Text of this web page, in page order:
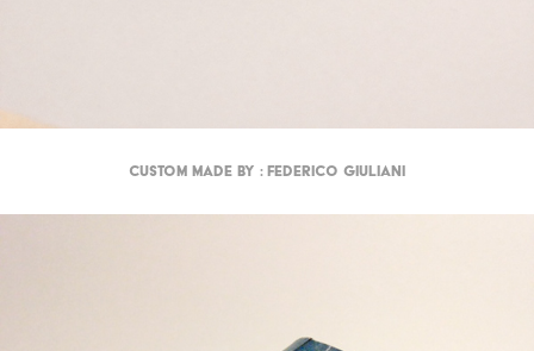
Custom made by : Federico Giuliani